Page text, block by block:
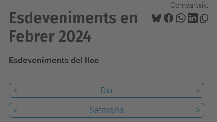
Comparteix:
Esdeveniments en
Febrer 2024
Esdeveniments del lloc
< Dia
>
<
Setmana
>